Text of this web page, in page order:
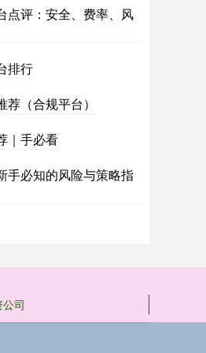
点评：安全、费率、风
排行
（合规平台）
｜手必看
手必知的风险与策略指
司